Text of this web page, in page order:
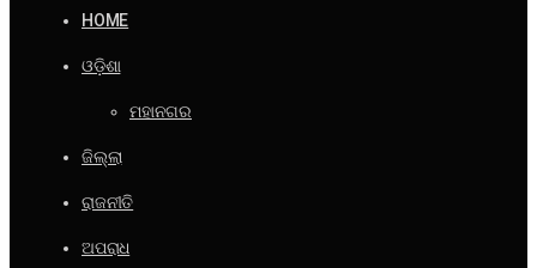
HOME
ଓଡ଼ିଶା
ମହାନଗର
ଜିଲ୍ଲା
ରାଜନୀତି
ଅପରାଧ